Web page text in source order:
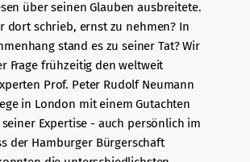
über seinen Glauben ausbreitete.
dort schrieb, ernst zu nehmen? In
stand es zu seiner Tat? Wir
Frage frühzeitig den weltweit
Prof. Peter Rudolf Neumann
in London mit einem Gutachten
Expertise - auch persönlich im
der Hamburger Bürgerschaft